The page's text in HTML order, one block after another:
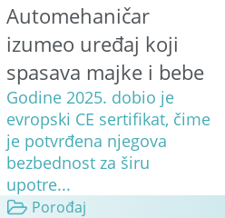
Automehaničar
izumeo uređaj koji
spasava majke i bebe
Godine 2025. dobio je
evropski CE sertifikat, čime
je potvrđena njegova
bezbednost za širu
upotre...
Porođaj